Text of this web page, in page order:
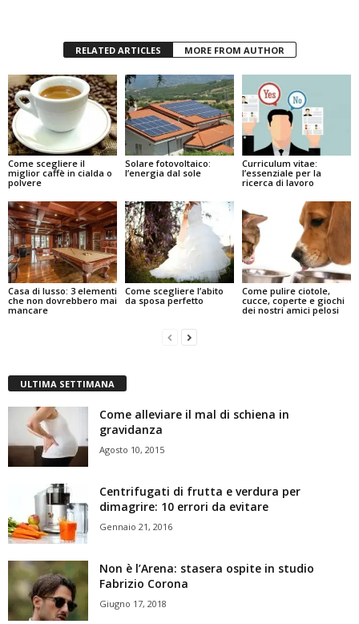
RELATED ARTICLES MORE FROM AUTHOR
Come scegliere il
miglior caffè in cialda o
polvere
Solare fotovoltaico:
l’energia dal sole
Curriculum vitae:
l’essenziale per la
ricerca di lavoro
Casa di lusso: 3 elementi
che non dovrebbero mai
mancare
Come scegliere l’abito
da sposa perfetto
Come pulire ciotole,
cucce, coperte e giochi
dei nostri amici pelosi
ULTIMA SETTIMANA
Come alleviare il mal di schiena in
gravidanza
Agosto 10, 2015
Centrifugati di frutta e verdura per
dimagrire: 10 errori da evitare
Gennaio 21, 2016
Non è l’Arena: stasera ospite in studio
Fabrizio Corona
Giugno 17, 2018